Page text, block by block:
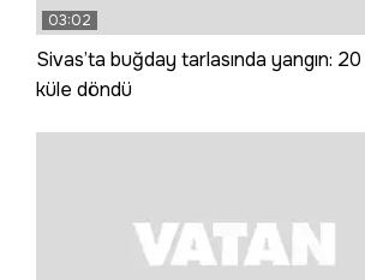
03:02
Sivas’ta buğday tarlasında yangın:
küle döndü